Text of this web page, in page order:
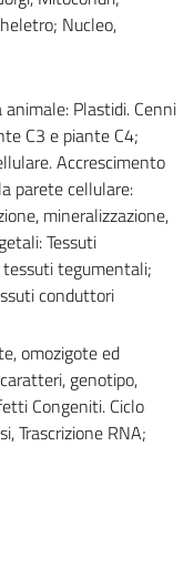
Nucleo,
Plastidi. Cenni
C3 e piante C4;
Accrescimento
parete cellulare:
mineralizzazione,
Tessuti
tegumentali;
conduttori
omozigote ed
genotipo,
Congeniti. Ciclo
Trascrizione RNA;